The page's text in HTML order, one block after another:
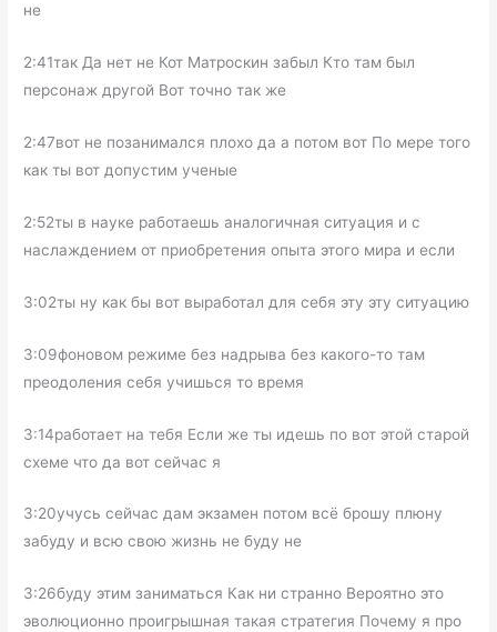
не
2:41так Да нет не Кот Матроскин забыл Кто там был
персонаж другой Вот точно так же
2:47вот не позанимался плохо да а потом вот По мере того
как ты вот допустим ученые
2:52ты в науке работаешь аналогичная ситуация и с
наслаждением от приобретения опыта этого мира и если
3:02ты ну как бы вот выработал для себя эту эту ситуацию
3:09фоновом режиме без надрыва без какого-то там
преодоления себя учишься то время
3:14работает на тебя Если же ты идешь по вот этой старой
схеме что да вот сейчас я
3:20учусь сейчас дам экзамен потом всё брошу плюну
забуду и всю свою жизнь не буду не
3:26буду этим заниматься Как ни странно Вероятно это
эволюционно проигрышная такая стратегия Почему я про